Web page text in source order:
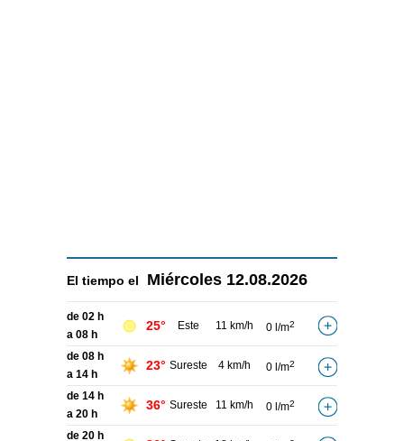
El tiempo el Miércoles 12.08.2026
de 02 h
a 08 h
25° Este 11 km/h 0 l/m2
de 08 h
a 14 h
23° Sureste 4 km/h 0 l/m2
de 14 h
a 20 h
36° Sureste 11 km/h 0 l/m2
de 20 h